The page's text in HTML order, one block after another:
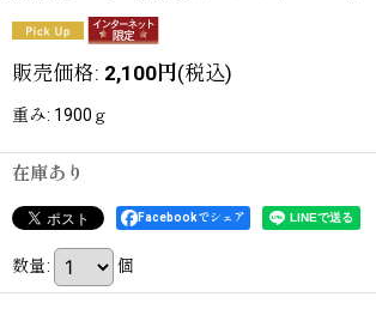
販売価格: 2,100 円(税込)
重み: 1900ｇ
在庫あり
Facebookでシェア
数量: 個